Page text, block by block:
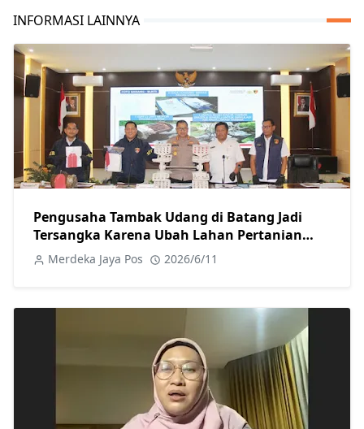
INFORMASI LAINNYA
Pengusaha Tambak Udang di Batang Jadi
Tersangka Karena Ubah Lahan Pertanian
Secara Ilegal
Merdeka Jaya Pos 2026/6/11